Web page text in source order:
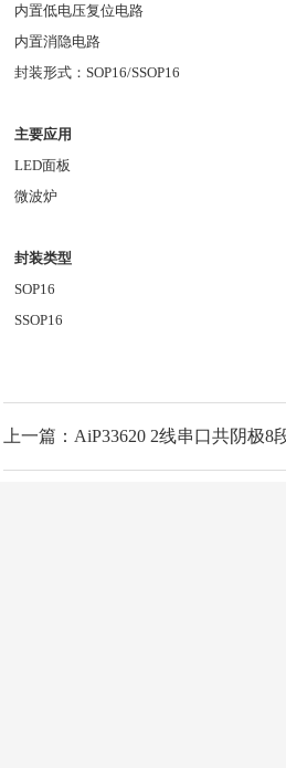
内置低电压复位电路
内置消隐电路
封装形式：SOP16/SSOP16
主要应用
LED面板
微波炉
封装类型
SOP16
SSOP16
上一篇：AiP33620 2线串口共阴极